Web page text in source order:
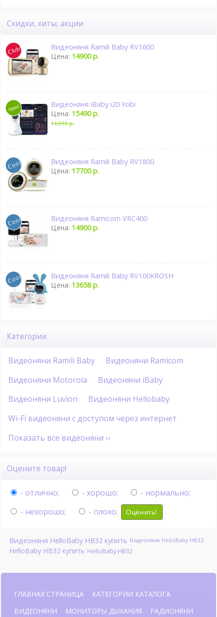
Скидки, хиты, акции
Видеоняня Ramili Baby RV1600
Цена: 14900 р.
Видеоняня iBaby i20 Yobi
Цена: 15490 р.
16990 р.
Видеоняня Ramili Baby RV1800
Цена: 17700 р.
Видеоняня Ramicom VRC400
Цена: 14900 р.
Видеоняня Ramili Baby RV100KROSH
Цена: 13658 р.
Категории
Видеоняни Ramili Baby
Видеоняни Ramicom
Видеоняни Motorola
Видеоняни iBaby
Видеоняни Luvion
Видеоняни Hellobaby
Wi-Fi видеоняни с доступом через интернет
Показать все видеоняни ››
Оцените товар!
- отлично; - хорошо;
- нормально;
- нехорошо;
- плохо. Оценить!
Видеоняня HelloBaby HB32 купить Видеоняня HelloBaby HB32
HelloBaby HB32 купить HelloBaby HB32
ГЛАВНАЯ СТРАНИЦА
КАТЕГОРИИ КАТАЛОГА
ВИДЕОНЯНИ
МОНИТОРЫ ДЫХАНИЯ
РАДИОНЯНИ